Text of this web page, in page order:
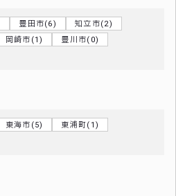
豊田市(6)
知立市(2)
岡崎市(1)
豊川市(0)
東海市(5)
東浦町(1)